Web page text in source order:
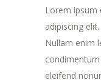
Lorem ipsum
adipiscing
Nullam enim
eleifend